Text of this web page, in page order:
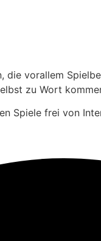
vorallem
zu Wort
Spiele frei von